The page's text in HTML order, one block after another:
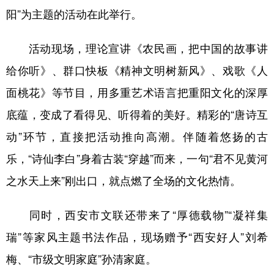
阳”为主题的活动在此举行。
活动现场，理论宣讲《农民画，把中国的故事讲
给你听》、群口快板《精神文明树新风》、戏歌《人
面桃花》等节目，用多重艺术语言把重阳文化的深厚
底蕴，变成了看得见、听得着的美好。精彩的“唐诗互
动”环节，直接把活动推向高潮。伴随着悠扬的古
乐，“诗仙李白”身着古装“穿越”而来，一句“君不见黄河
之水天上来”刚出口，就点燃了全场的文化热情。
同时，西安市文联还带来了“厚德载物”“凝祥集
瑞”等家风主题书法作品，现场赠予“西安好人”刘希
梅、“市级文明家庭”孙清家庭。